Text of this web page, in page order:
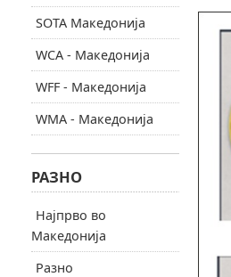
SOTA Македонија
WCA - Македонија
WFF - Македонија
WMA - Македонија
РАЗНО
Најпрво во
Македонија
Разно